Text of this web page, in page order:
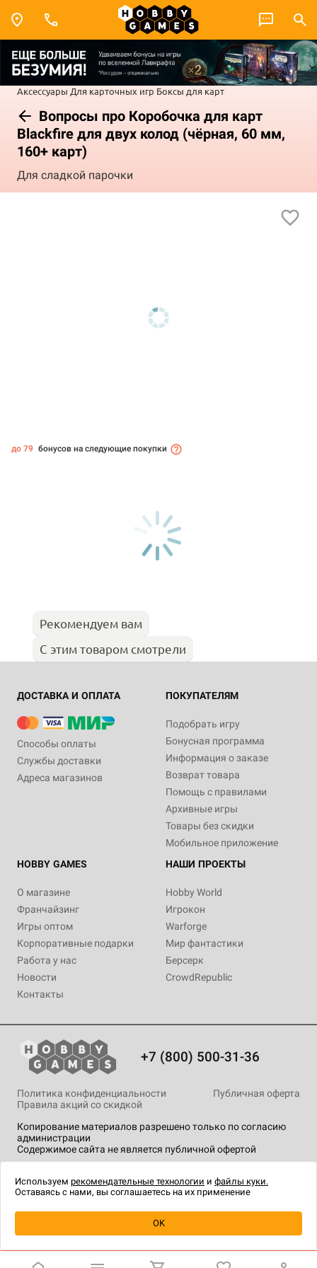
Аксессуары Для карточных игр Боксы для карт
Вопросы про Коробочка для карт
Blackfire для двух колод (чёрная, 60 мм,
160+ карт)
Для сладкой парочки
Купить
до 79 бонусов на следующие покупки
Рекомендуем вам
С этим товаром смотрели
ДОСТАВКА И ОПЛАТА
Способы оплаты
Службы доставки
Адреса магазинов
ПОКУПАТЕЛЯМ
Подобрать игру
Бонусная программа
Информация о заказе
Возврат товара
Помощь с правилами
Архивные игры
Товары без скидки
Мобильное приложение
HOBBY GAMES
О магазине
Франчайзинг
Игры оптом
Корпоративные подарки
Работа у нас
Новости
Контакты
НАШИ ПРОЕКТЫ
Hobby World
Игрокон
Warforge
Мир фантастики
Берсерк
CrowdRepublic
+7 (800) 500-31-36
Копирование материалов разрешено только по согласию
администрации
Содержимое сайта не является публичной офертой
Политика конфиденциальности
Публичная оферта
Правила акций со скидкой
технологии.
Используем рекомендательные технологии и файлы куки.
Оставаясь с нами, вы соглашаетесь на их применение
OK